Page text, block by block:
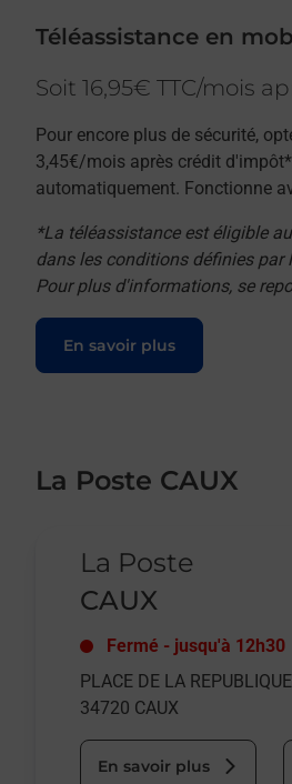
Téléassistance en
Soit 16,95€ TTC/mois
Pour encore plus de sécurité,
3,45€/mois après crédit
automatiquement. Fonctionne
*La téléassistance est éligible
dans les conditions définies par
Pour plus d'informations, se
En savoir plus
Le lien s'ouvre dans un nouvel
La Poste CAUX
La Poste
CAUX
Fermé - jusqu'à 12h30
PLACE DE LA REPUBLIQUE
34720 CAUX
En savoir plus